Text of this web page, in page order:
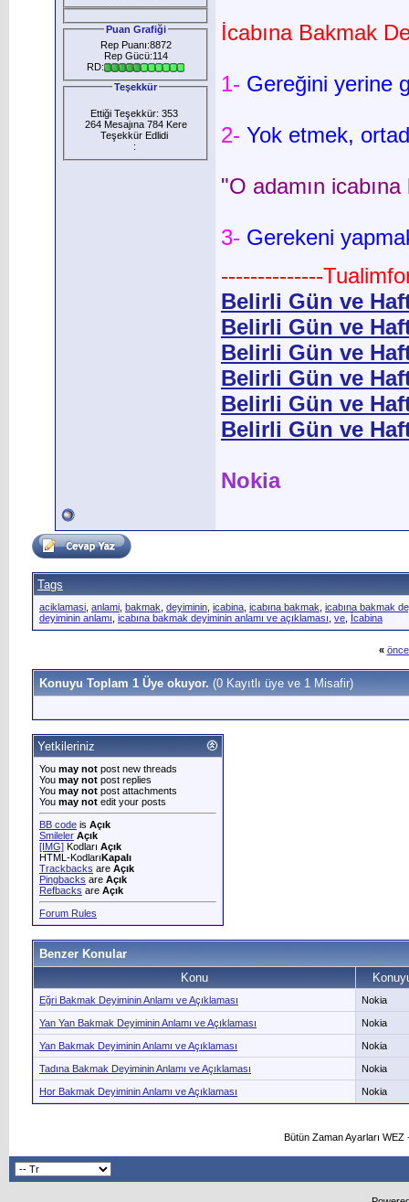
Puan Grafiği
Rep Puanı:8872
Rep Gücü:114
RD:
Teşekkür
Ettiği Teşekkür: 353
264 Mesajına 784 Kere
Teşekkür Edlidi
:
İcabına Bakmak
1- Gereğini yerine
2- Yok etmek,
"O adamın
3- Gerekeni
--------------
Belirli Gün ve
Belirli Gün ve
Belirli Gün ve
Belirli Gün ve
Belirli Gün ve
Belirli Gün ve
Nokia
Tags
aciklamasi anlami bakmak deyiminin icabina icabına bakmak icabına bakmak
deyiminin anlamı icabına bakmak deyiminin anlamı ve açıklaması ve İcabina
«
Konuyu Toplam 1 Üye okuyor. (0 Kayıtlı üye ve 1 Misafir)
Yetkileriniz
You may not post new threads
You may not post replies
You may not post attachments
You may not edit your posts
BB code is Açık
Smileler Açık
[IMG] Kodları Açık
HTML-KodlarıKapalı
Trackbacks are Açık
Pingbacks are Açık
Refbacks are Açık
Forum Rules
Benzer Konular
Konu
Eğri Bakmak Deyiminin Anlamı ve Açıklaması Nokia
Yan Yan Bakmak Deyiminin Anlamı ve Açıklaması Nokia
Yan Bakmak Deyiminin Anlamı ve Açıklaması Nokia
Tadına Bakmak Deyiminin Anlamı ve Açıklaması Nokia
Hor Bakmak Deyiminin Anlamı ve Açıklaması Nokia
Bütün Zaman Ayarları